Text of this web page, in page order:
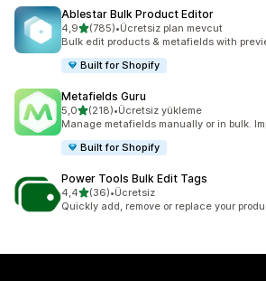
Ablestar Bulk Product Editor
4,95 yıldız üzerinden
(785)
toplam 785 değerlendirme
•Ücretsiz plan mevcut
Bulk edit products & metafields with
Built for Shopify
Metafields Guru
5,05 yıldız üzerinden
(218)
toplam 218 değerlendirme
•Ücretsiz yükleme
Manage metafields manually or in bulk.
Built for Shopify
Power Tools Bulk Edit Tags
4,45 yıldız üzerinden
(36)
toplam 36 değerlendirme
•Ücretsiz
Quickly add, remove or replace your